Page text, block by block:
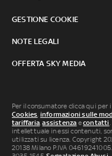
GESTIONE COOKIE
NOTE LEGALI
OFFERTA SKY MEDIA
Per il consumatore clicca qui per
Cookies, informazioni sulle
tariffaria,assistenza econtatti
intellettuale in essi contenuti,
utilizzati su licenza. Copyright
20138 Milano P.IVA